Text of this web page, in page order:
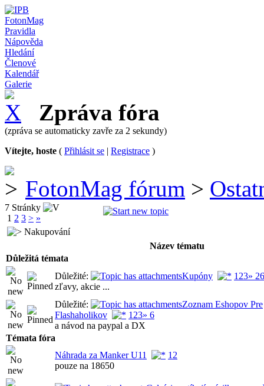
FotonMag
Pravidla
Nápověda
Hledání
Členové
Kalendář
Galerie
Zpráva fóra
(zpráva se automaticky zavře za 2 sekundy)
Vítejte, hoste ( Přihlásit se | Registrace )
FotonMag fórum >
7 Stránky
1 2 3 > »
Nakupování
Název tématu
Důležitá témata
Důležité:
Kupóny 1 23» 26
zľavy, akcie ...
Důležité:
Zoznam Eshopov Pre
Flashaholikov
1 23» 6
a návod na paypal a DX
Témata fóra
Náhrada za Manker U11
1 2
pouze na 18650